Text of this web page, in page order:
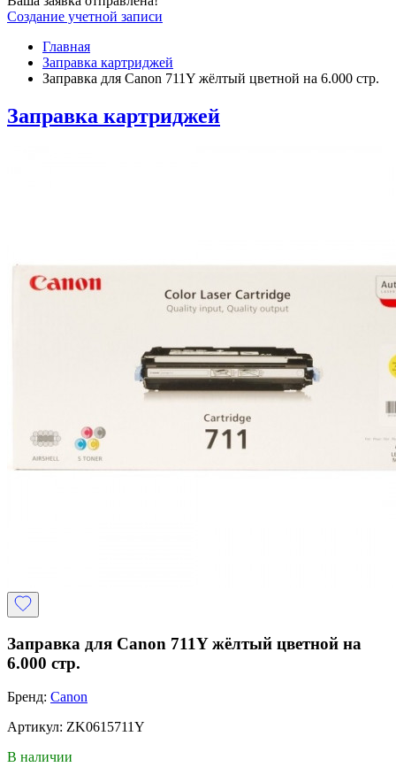
Создание учетной записи
Главная
Заправка картриджей
Заправка для Canon 711Y жёлтый цветной на 6.000 стр.
Заправка картриджей
Заправка для Canon 711Y жёлтый цветной на
6.000 стр.
Бренд: Canon
Артикул: ZK0615711Y
В наличии